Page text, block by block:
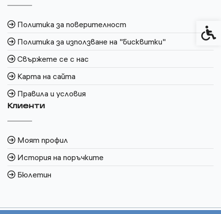
Политика за поверителност
Политика за използване на "бисквитки"
Свържете се с нас
Карта на сайта
Правила и условия
Клиенти
Моят профил
История на поръчките
Бюлетин